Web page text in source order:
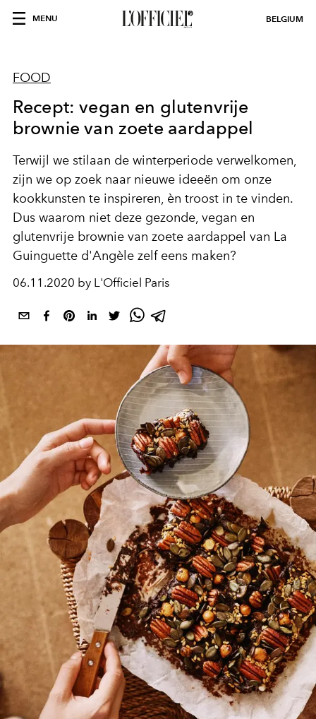
MENU BELGIUM
FOOD
Recept: vegan en glutenvrije
brownie van zoete aardappel
Terwijl we stilaan de winterperiode verwelkomen,
zijn we op zoek naar nieuwe ideeën om onze
kookkunsten te inspireren, èn troost in te vinden.
Dus waarom niet deze gezonde, vegan en
glutenvrije brownie van zoete aardappel van La
Guinguette d'Angèle zelf eens maken?
06.11.2020 by L'Officiel Paris